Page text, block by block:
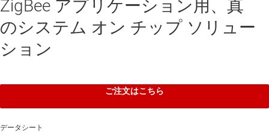
ZigBee アプリケーション用、真
のシステム オン チップ ソリュー
ション
ご注文はこちら
データシート